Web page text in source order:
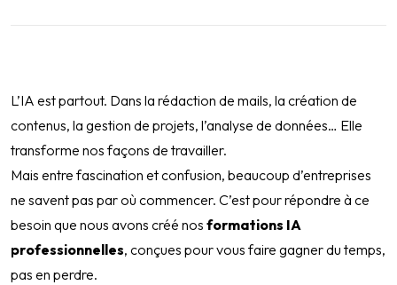
L’IA est partout. Dans la rédaction de mails, la création de
contenus, la gestion de projets, l’analyse de données… Elle
transforme nos façons de travailler.
Mais entre fascination et confusion, beaucoup d’entreprises
ne savent pas par où commencer. C’est pour répondre à ce
besoin que nous avons créé nos formations IA
professionnelles, conçues pour vous faire gagner du temps,
pas en perdre.